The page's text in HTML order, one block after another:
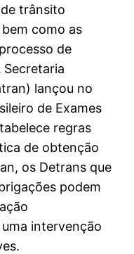
trânsito
como as
de
Secretaria
lançou no
de Exames
regras
de obtenção
os Detrans que
podem
intervenção